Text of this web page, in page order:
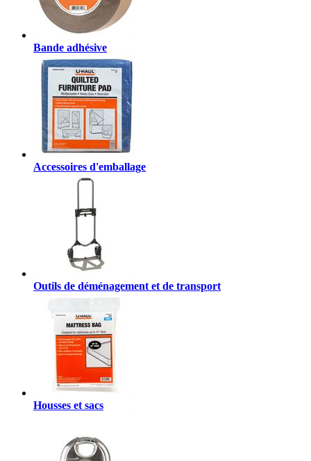
Bande adhésive
Accessoires d'emballage
Outils de déménagement et de transport
Housses et sacs